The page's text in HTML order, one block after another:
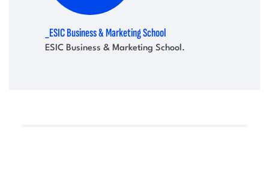
_ESIC Business & Marketing School
ESIC Business & Marketing School.